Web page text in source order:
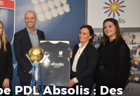
PDL Absolis : Des